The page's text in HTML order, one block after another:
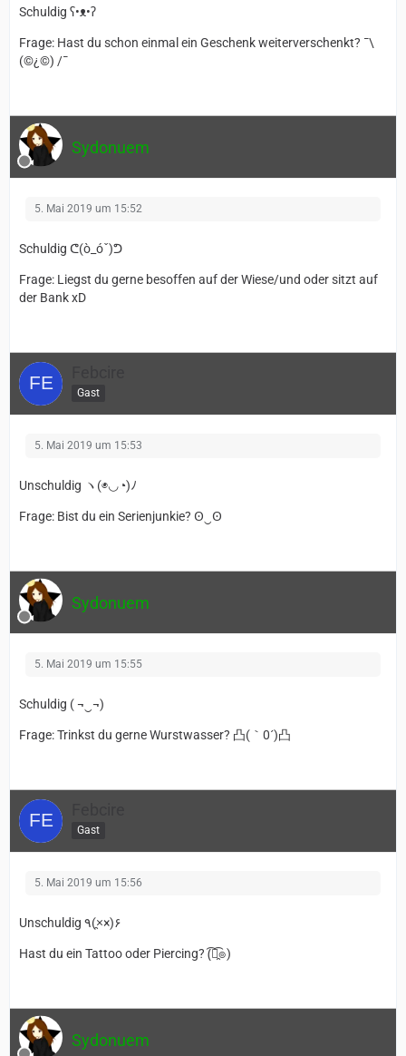
Schuldig ʕ•ᴥ•ʔ
Frage: Hast du schon einmal ein Geschenk weiterverschenkt? ¯\
(©¿©) /¯
Sydonuem
5. Mai 2019 um 15:52
Schuldig ᕦ(ò_óˇ)ᕤ
Frage: Liegst du gerne besoffen auf der Wiese/und oder sitzt auf
der Bank xD
Gast
5. Mai 2019 um 15:53
Unschuldig ヽ(◉◡◔)ﾉ
Frage: Bist du ein Serienjunkie? ʘ‿ʘ
Sydonuem
5. Mai 2019 um 15:55
Schuldig ( ¬‿¬)
Frage: Trinkst du gerne Wurstwasser? 凸(｀0´)凸
Gast
5. Mai 2019 um 15:56
Unschuldig ٩(×̯×)۶
Hast du ein Tattoo oder Piercing? (͡๏̯͡๏)
Sydonuem